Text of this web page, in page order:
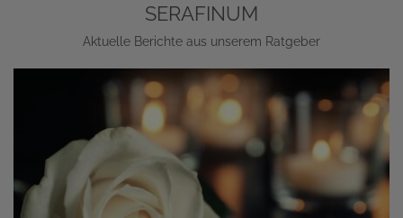
SERAFINUM
Aktuelle Berichte aus unserem Ratgeber